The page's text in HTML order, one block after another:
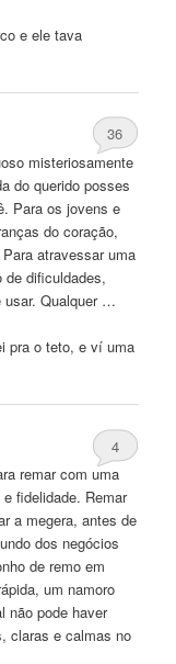
e ele tava
36
misteriosamente
do querido posses
Para os jovense
do coração,
atravessar uma
de dificuldades,
usar. Qualquer …
pra o teto,e ví uma
4
remar com uma
e fidelidade. Remar
a megera, antes de
dos negócios
de remo em
um namoro
não pode haver
clarase calmas no